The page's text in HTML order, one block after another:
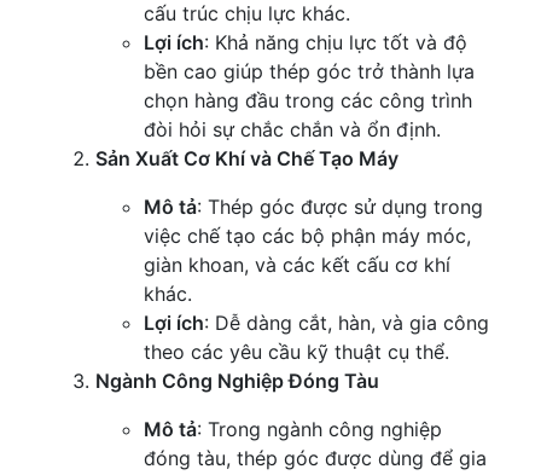
cấu trúc chịu lực khác.
Lợi ích: Khả năng chịu lực tốt và độ
bền cao giúp thép góc trở thành lựa
chọn hàng đầu trong các công trình
đòi hỏi sự chắc chắn và ổn định.
Sản Xuất Cơ Khí và Chế Tạo Máy
Mô tả: Thép góc được sử dụng trong
việc chế tạo các bộ phận máy móc,
giàn khoan, và các kết cấu cơ khí
khác.
Lợi ích: Dễ dàng cắt, hàn, và gia công
theo các yêu cầu kỹ thuật cụ thể.
Ngành Công Nghiệp Đóng Tàu
Mô tả: Trong ngành công nghiệp
đóng tàu, thép góc được dùng để gia